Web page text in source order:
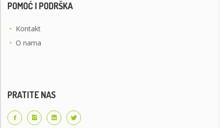
POMOĆ I PODRŠKA
• Kontakt
• O nama
PRATITE NAS